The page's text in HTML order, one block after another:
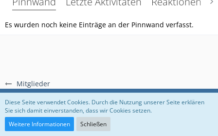
Mitglieder
Es wurden noch keine Einträge an der Pinnwand verfasst.
Regeln Datenschutzerklärung Impressum
Community-Software:
Diese Seite verwendet Cookies. Durch die Nutzung unserer Seite erklären
Sie sich damit einverstanden, dass wir Cookies setzen.
Weitere Informationen
Schließen